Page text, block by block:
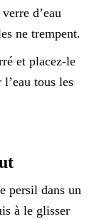
d’eau
ne trempent.
et placez-le
tous les
persil dans un
à le glisser